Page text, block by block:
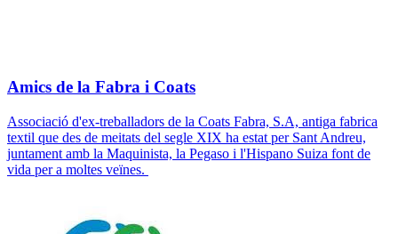
Amics de la Fabra i Coats
Associació d'ex-treballadors de la Coats Fabra, S.A, antiga fabrica
textil que des de meitats del segle XIX ha estat per Sant Andreu,
juntament amb la Maquinista, la Pegaso i l'Hispano Suiza font de
vida per a moltes veïnes.